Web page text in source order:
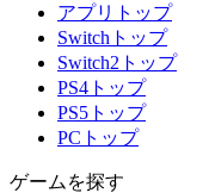
アプリトップ
Switchトップ
Switch2トップ
PS4トップ
PS5トップ
PCトップ
ゲームを探す